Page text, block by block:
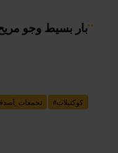
بار بسيط وجو”
#كوكتيلات